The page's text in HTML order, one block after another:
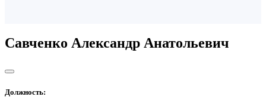
Савченко Александр Анатольевич
Должность: